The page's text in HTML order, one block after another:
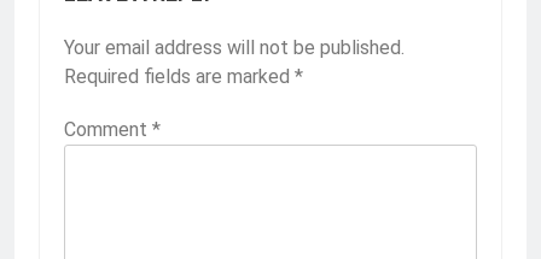
Your email address will not be published.
Required fields are marked *
Comment *